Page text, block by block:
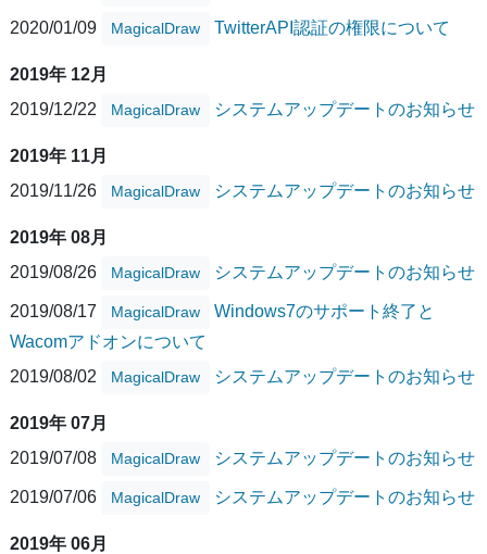
2020/01/09 MagicalDraw TwitterAPI認証の権限について
2019年 12月
2019/12/22
MagicalDraw システムアップデートのお知らせ
2019年 11月
2019/11/26
MagicalDraw システムアップデートのお知らせ
2019年 08月
2019/08/26
MagicalDraw システムアップデートのお知らせ
2019/08/17 MagicalDraw
Windows7のサポート終了と
Wacomアドオンについて
2019/08/02
MagicalDraw システムアップデートのお知らせ
2019年 07月
2019/07/08
MagicalDraw システムアップデートのお知らせ
2019/07/06 MagicalDraw システムアップデートのお知らせ
2019年 06月